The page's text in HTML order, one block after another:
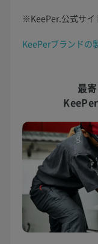
※KeePer.公式サイ
KeePerブランドの
最